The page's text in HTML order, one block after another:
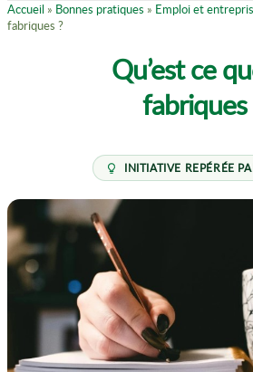
Accueil » Bonnes pratiques » Emploi et
fabriques ?
Qu’est ce
fabriques